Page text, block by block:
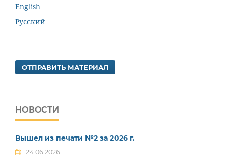
English
Русский
ОТПРАВИТЬ МАТЕРИАЛ
НОВОСТИ
Вышел из печати №2 за 2026 г.
24.06.2026